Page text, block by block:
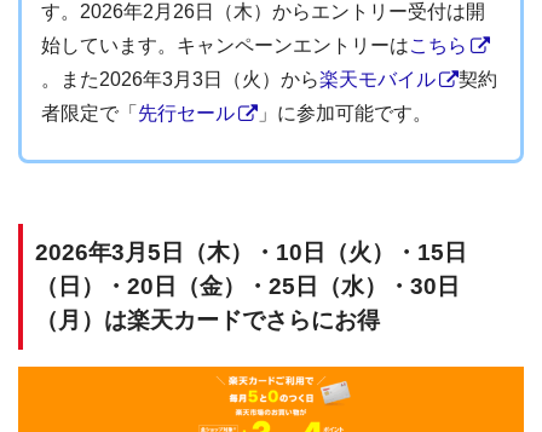
す。2026年2月26日（木）からエントリー受付は開
始しています。キャンペーンエントリーはこちら
。また2026年3月3日（火）から楽天モバイル
契約
者限定で「 先行セール 」に参加可能です。
2026年3月5日（木）・10日（火）・15日
（日）・20日（金）・25日（水）・30日
（月）は楽天カードでさらにお得